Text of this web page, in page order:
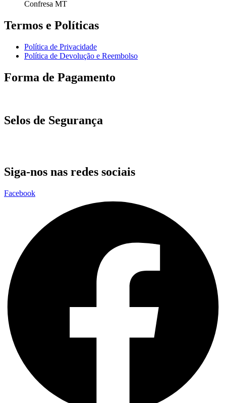
Confresa MT
Termos e Políticas
Política de Privacidade
Política de Devolução e Reembolso
Forma de Pagamento
Selos de Segurança
Siga-nos nas redes sociais
Facebook